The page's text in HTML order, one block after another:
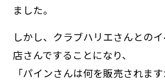
ました。
しかし、クラブハリエさんとの
店さんですることになり、
「パインさんは何を販売されま